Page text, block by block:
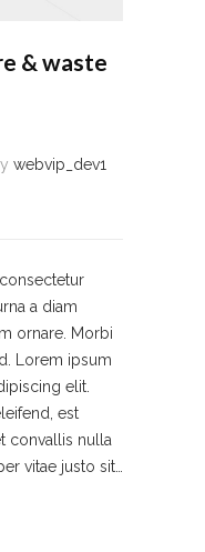
& waste
webvip_dev1
a diam
ornare. Morbi
Lorem ipsum
elit.
est
convallis nulla
vitae justo sit…